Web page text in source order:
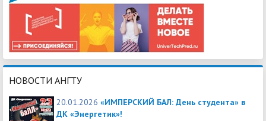
НОВОСТИ АНГТУ
20.01.2026 «ИМПЕРСКИЙ БАЛ: День студента» в
ДК «Энергетик»!